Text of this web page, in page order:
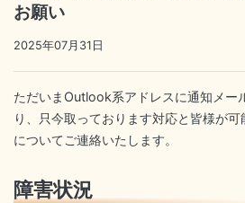
お願い
2025年07月31日
ただいまOutlook系アドレスに通知メー
り、只今取っております対応と皆様が
についてご連絡いたします。
障害状況